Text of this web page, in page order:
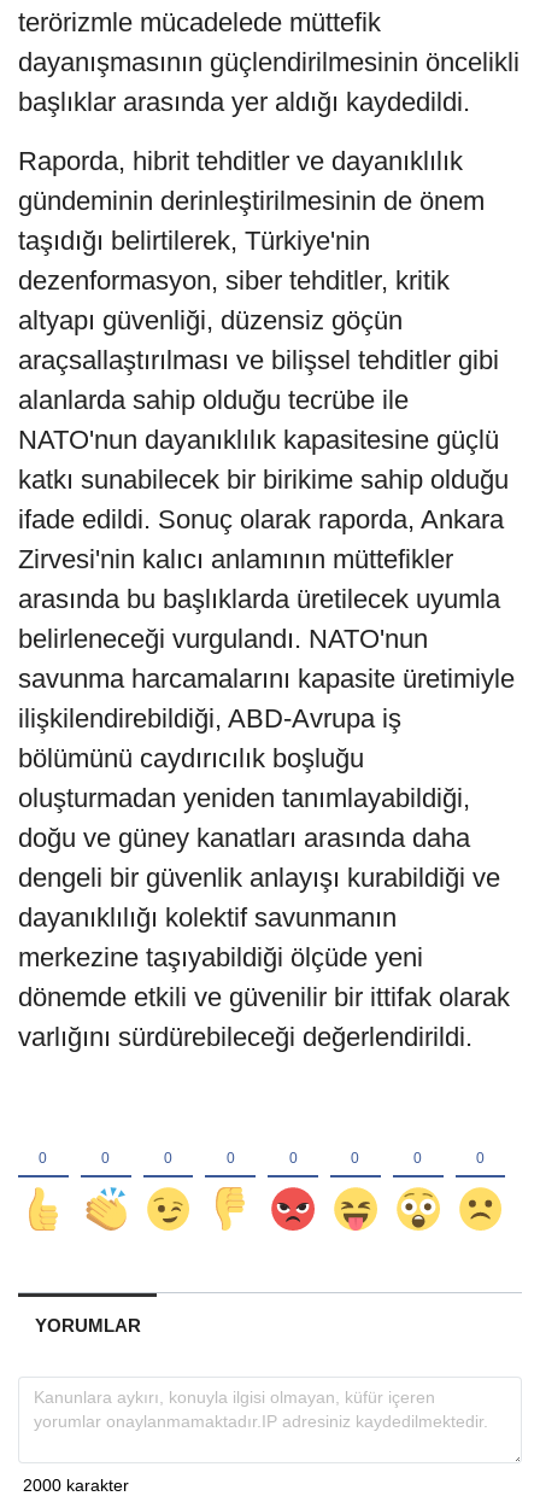
terörizmle mücadelede müttefik
dayanışmasının güçlendirilmesinin öncelikli
başlıklar arasında yer aldığı kaydedildi.
Raporda, hibrit tehditler ve dayanıklılık
gündeminin derinleştirilmesinin de önem
taşıdığı belirtilerek, Türkiye'nin
dezenformasyon, siber tehditler, kritik
altyapı güvenliği, düzensiz göçün
araçsallaştırılması ve bilişsel tehditler gibi
alanlarda sahip olduğu tecrübe ile
NATO'nun dayanıklılık kapasitesine güçlü
katkı sunabilecek bir birikime sahip olduğu
ifade edildi. Sonuç olarak raporda, Ankara
Zirvesi'nin kalıcı anlamının müttefikler
arasında bu başlıklarda üretilecek uyumla
belirleneceği vurgulandı. NATO'nun
savunma harcamalarını kapasite üretimiyle
ilişkilendirebildiği, ABD-Avrupa iş
bölümünü caydırıcılık boşluğu
oluşturmadan yeniden tanımlayabildiği,
doğu ve güney kanatları arasında daha
dengeli bir güvenlik anlayışı kurabildiği ve
dayanıklılığı kolektif savunmanın
merkezine taşıyabildiği ölçüde yeni
dönemde etkili ve güvenilir bir ittifak olarak
varlığını sürdürebileceği değerlendirildi.
YORUMLAR